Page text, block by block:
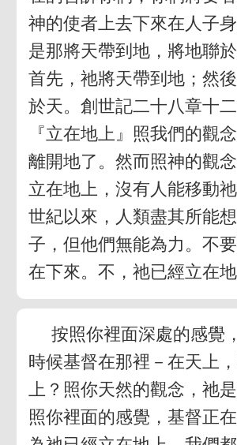
神的使者上去下來在人子
是那將天帶到地，將地聯於
首先，祂將天帶到地；然
於天。創世記二十八章十
『立在地上』照我們的觀
離開地了。然而照神的觀
立在地上，沒有人能移動
世紀以來，人類盡其所能
子，但他們無能為力。不
在下來。不，祂已經立在地
按照你裡面深處的感覺
時候基督在那裡－在天上
上？照你天然的觀念，祂
照你裡面的感覺，基督正